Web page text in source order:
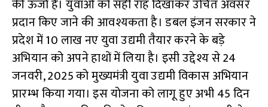
की ऊर्जा है। युवाओं को सही राह दिखाकर उचित अवसर
प्रदान किए जाने की आवश्यकता है। डबल इंजन सरकार ने
प्रदेश में 10 लाख नए युवा उद्यमी तैयार करने के बड़े
अभियान को अपने हाथों में लिया है। इसी उद्देश्य से 24
जनवरी, 2025 को मुख्यमंत्री युवा उद्यमी विकास अभियान
प्रारम्भ किया गया। इस योजना को लागू हुए अभी 45 दिन